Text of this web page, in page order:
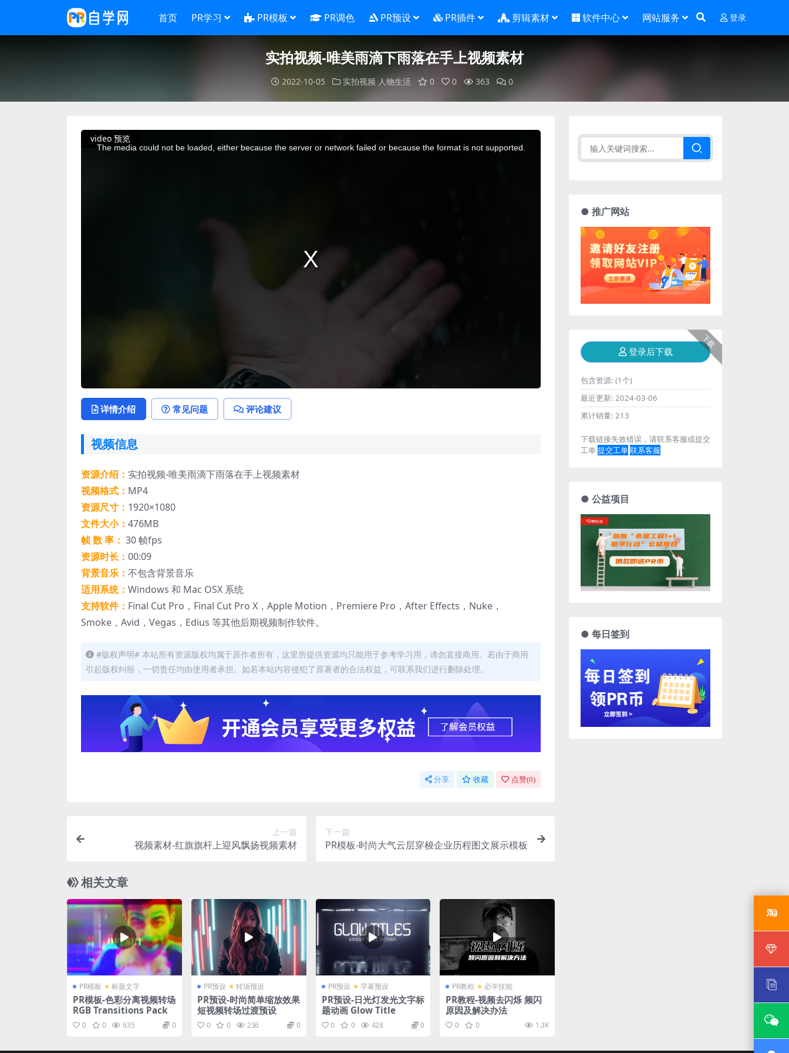
首页 PR学习 PR模板 PR调色 PR预设 PR插件 剪辑素材 软件中心 网站服务 登录
实拍视频-唯美雨滴下雨落在手上视频素材
2022-10-05 实拍视频 人物生活 0 0 363 0
video 预览
This
The media could not be loaded, either because the server or network failed or because the format is not supported.
详情介绍 常见问题 评论建议
视频信息
资源介绍： 实拍视频-唯美雨滴下雨落在手上视频素材
视频格式： MP4
资源尺寸： 1920×1080
文件大小： 476MB
帧 数 率： 30 帧fps
资源时长： 00:09
背景音乐： 不包含背景音乐
适用系统： Windows 和 Mac OSX 系统
支持软件： Final Cut Pro，Final Cut Pro X，Apple Motion，Premiere Pro，After Effects，Nuke，
Smoke，Avid，Vegas，Edius 等其他后期视频制作软件。
#版权声明# 本站所有资源版权均属于原作者所有，这里所提供资源均只能用于参考学习用，请勿直接商用。若由于商用
引起版权纠纷，一切责任均由使用者承担。如若本站内容侵犯了原著者的合法权益，可联系我们进行删除处理。
分享 收藏 点赞(0)
上一篇
视频素材-红旗旗杆上迎风飘扬视频素材
下一篇
PR模板-时尚大气云层穿梭企业历程图文展示模板
相关文章
PR模板 标题文字
PR模板-色彩分离视频转场
RGB Transitions Pack
0 0 635 0
PR预设 转场预设
PR预设-时尚简单缩放效果
短视频转场过渡预设
0 0 236 0
PR预设 字幕预设
PR预设-日光灯发光文字标
题动画 Glow Title
0 0 428 0
PR教程 必学技能
PR教程-视频去闪烁 频闪
原因及解决办法
0 0 1.3K
● 推广网站
下载
登录后下载
包含资源: (1个)
最近更新: 2024-03-06
累计销量: 213
下载链接失效错误，请联系客服或提交
工单提交工单联系客服
● 公益项目
● 每日签到